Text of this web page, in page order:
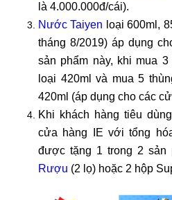
là 4.000.000đ/cái).
Nước Taiyen loại 600ml,
tháng 8/2019) áp dụng
sản phẩm này, khi mua
loại 420ml và mua 5
420ml (áp dụng cho các
Khi khách hàng tiêu
cửa hàng IE với tổng
được tặng 1 trong 2 sản
Rượu (2 lọ) hoặc 2 hộp